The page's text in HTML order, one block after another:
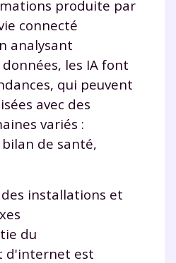
produite par
connecté
analysant
les IA font
qui peuvent
avec des
variés :
de santé,
installations et
du
d'internet est
de la part de
exclusivement utilisée pour
Vous pourrez vous
à travers le lien de
chaque newsletter. Pour
de vos données
vos droits, vous pouvez